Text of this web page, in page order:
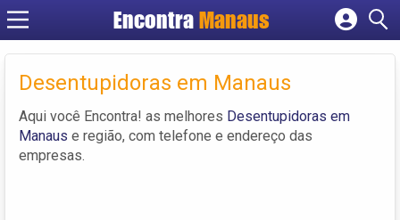
Encontra Manaus
Cadastrar empresa
Criar conta
Desentupidoras em Manaus
Aqui você Encontra! as melhores Desentupidoras em
Manaus e região, com telefone e endereço das
empresas.